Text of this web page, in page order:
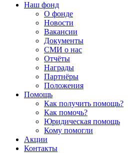
Наш фонд
О фонде
Новости
Вакансии
Документы
СМИ о нас
Отчёты
Награды
Партнёры
Положения
Помощь
Как получить помощь?
Как помочь?
Юридическая помощь
Кому помогли
Акции
Контакты